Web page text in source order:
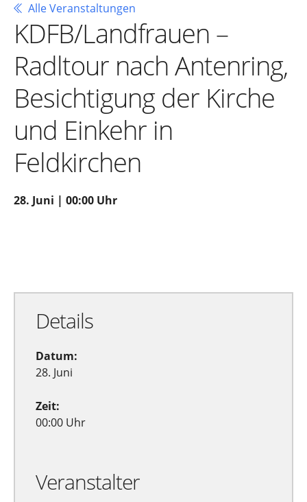
Alle Veranstaltungen
KDFB/Landfrauen –
Radltour nach Antenring,
Besichtigung der Kirche
und Einkehr in
Feldkirchen
28. Juni | 00:00 Uhr
Details
Datum:
28. Juni
Zeit:
00:00 Uhr
Veranstalter